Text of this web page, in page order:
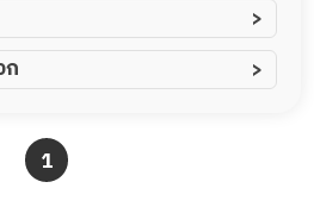
ฤกษ์
ก
1